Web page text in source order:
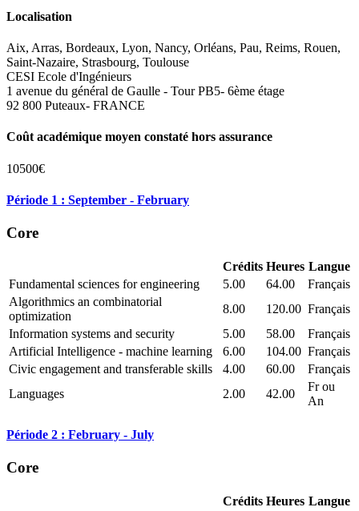
Localisation
Aix, Arras, Bordeaux, Lyon, Nancy, Orléans, Pau, Reims, Rouen,
Saint-Nazaire, Strasbourg, Toulouse
CESI Ecole d'Ingénieurs
1 avenue du général de Gaulle - Tour PB5- 6ème étage
92 800 Puteaux- FRANCE
Coût académique moyen constaté hors assurance
10500€
Période 1 : September - February
Core
Crédits Heures Langue
Fundamental sciences for engineering
5.00 64.00
Français
Algorithmics an combinatorial
optimization
8.00 120.00 Français
Information systems and security
5.00 58.00
Français
Artificial Intelligence - machine learning
6.00 104.00 Français
Civic engagement and transferable skills
4.00 60.00
Français
Languages
2.00 42.00
Fr ou
An
Période 2 : February - July
Core
Crédits Heures Langue